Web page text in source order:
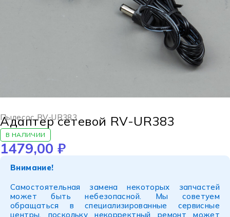
Пылесос RV-UR383
Адаптер сетевой RV-UR383
В НАЛИЧИИ
1479,00 ₽
Внимание!
Самостоятельная замена некоторых запчастей
может быть небезопасной. Мы советуем
обращаться в специализированные сервисные
центры, поскольку некорректный ремонт может